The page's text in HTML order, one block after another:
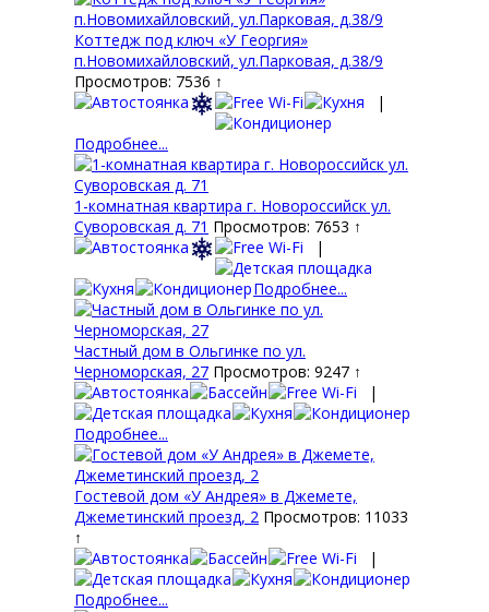
Коттедж под ключ «У Георгия»
п.Новомихайловский, ул.Парковая, д.38/9
Просмотров: 7536 ↑
|
Подробнее...
1-комнатная квартира г. Новороссийск ул.
Суворовская д. 71 Просмотров: 7653 ↑
|
Подробнее...
Частный дом в Ольгинке по ул.
Черноморская, 27 Просмотров: 9247 ↑
|
Подробнее...
Гостевой дом «У Андрея» в Джемете,
Джеметинский проезд, 2 Просмотров: 11033
↑
|
Подробнее...